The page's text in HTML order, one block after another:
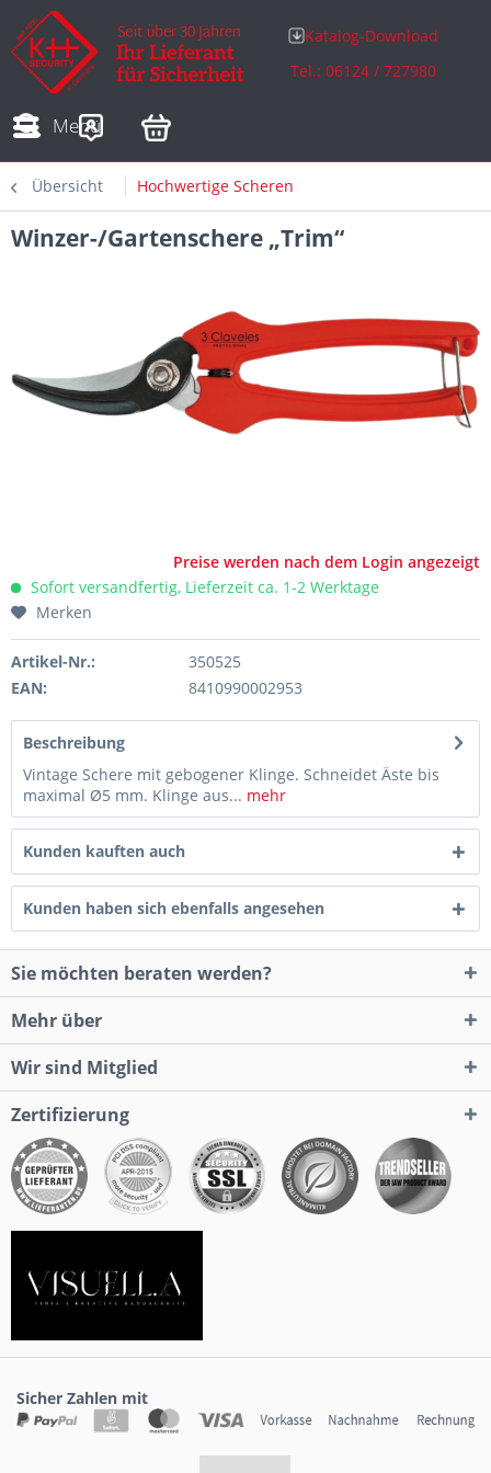
Katalog-Download
Tel.: 06124 / 727980
Menü
Adressen
Übersicht Hochwertige Scheren
Winzer-/Gartenschere „Trim“
Preise werden nach dem Login angezeigt
Sofort versandfertig, Lieferzeit ca. 1-2 Werktage
Merken
Artikel-Nr.:
350525
EAN:
8410990002953
Beschreibung
Vintage Schere mit gebogener Klinge. Schneidet Äste bis
maximal Ø5 mm. Klinge aus... mehr
Kunden kauften auch
Kunden haben sich ebenfalls angesehen
Sie möchten beraten werden?
Mehr über
Wir sind Mitglied
Zertifizierung
Sicher Zahlen mit